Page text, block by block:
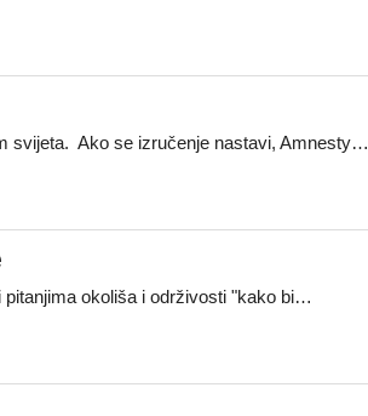
svijeta. Ako se izručenje nastavi, Amnesty…
pitanjima okoliša i održivosti "kako bi…